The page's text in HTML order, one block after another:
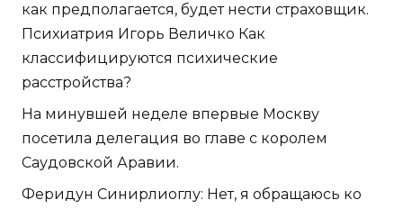
как предполагается, будет нести страховщик.
Психиатрия Игорь Величко Как
классифицируются психические
расстройства?
На минувшей неделе впервые Москву
посетила делегация во главе с королем
Саудовской Аравии.
Феридун Синирлиоглу: Нет, я обращаюсь ко